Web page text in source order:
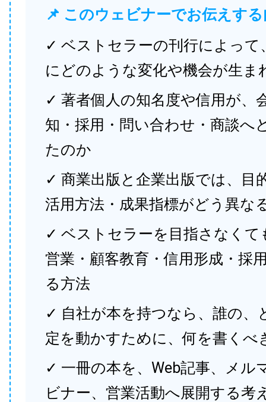
📌 このウェビナーでお伝えす
✓ ベストセラーの刊行によって
にどのような変化や機会が生ま
✓ 著者個人の知名度や信用が、
知・採用・問い合わせ・商談へ
たのか
✓ 商業出版と企業出版では、目
活用方法・成果指標がどう異な
✓ ベストセラーを目指さなくて
営業・顧客教育・信用形成・採
る方法
✓ 自社が本を持つなら、誰の、
定を動かすために、何を書くべ
✓ 一冊の本を、Web記事、メル
ビナー、営業活動へ展開する考